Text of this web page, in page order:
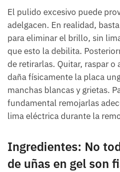
El pulido excesivo puede
adelgacen. En realidad,
para eliminar el brillo, sin
que esto la debilita.
de retirarlas. Quitar, raspar o
daña físicamente la placa
manchas blancas y grietas.
fundamental remojarlas
lima eléctrica durante la
Ingredientes: No
de uñas en gel son